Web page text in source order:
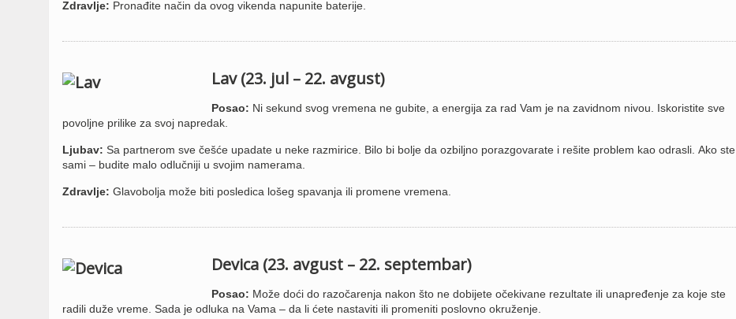
Zdravlje: Pronađite način da ovog vikenda napunite baterije.
Lav (23. jul – 22. avgust)
Posao: Ni sekund svog vremena ne gubite, a energija za rad Vam je na zavidnom nivou. Iskoristite sve
povoljne prilike za svoj napredak.
Ljubav: Sa partnerom sve češće upadate u neke razmirice. Bilo bi bolje da ozbiljno porazgovarate i rešite problem kao odrasli. Ako ste
sami – budite malo odlučniji u svojim namerama.
Zdravlje: Glavobolja može biti posledica lošeg spavanja ili promene vremena.
Devica (23. avgust – 22. septembar)
Posao: Može doći do razočarenja nakon što ne dobijete očekivane rezultate ili unapređenje za koje ste
radili duže vreme. Sada je odluka na Vama – da li ćete nastaviti ili promeniti poslovno okruženje.